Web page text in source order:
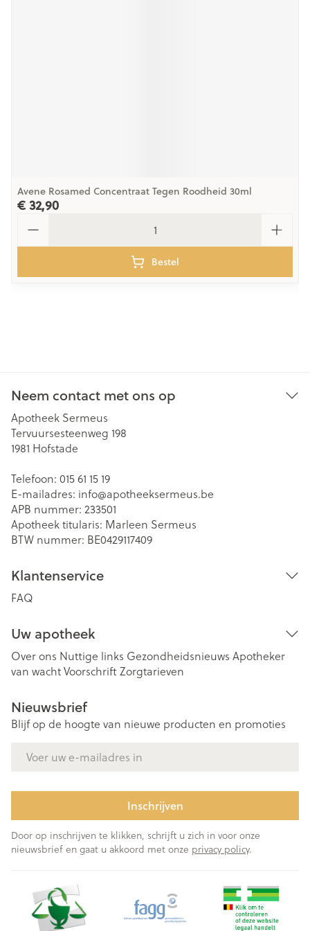
Avene Rosamed Concentraat Tegen Roodheid 30ml
€ 32,90
Bestel
Neem contact met ons op
Apotheek Sermeus
Tervuursesteenweg 198
1981 Hofstade
Telefoon: 015 61 15 19
E-mailadres: info@apotheeksermeus.be
APB nummer: 233501
Apotheek titularis: Marleen Sermeus
BTW nummer: BE0429117409
Klantenservice
FAQ
Uw apotheek
Over ons Nuttige links Gezondheidsnieuws Apotheker
van wachtVoorschriftZorgtarieven
Nieuwsbrief
Blijf op de hoogte van nieuwe producten en promoties
Inschrijven
Door op inschrijven te klikken, schrijft u zich in voor onze
nieuwsbrief en gaat u akkoord met onze privacy policy.